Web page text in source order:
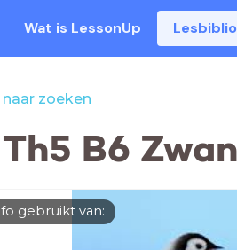
Wat is LessonUp
naar zoeken
B6
gebruikt van: